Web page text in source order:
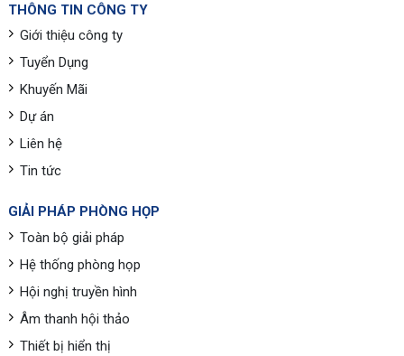
THÔNG TIN CÔNG TY
Giới thiệu công ty
Tuyển Dụng
Khuyến Mãi
Dự án
Liên hệ
Tin tức
GIẢI PHÁP PHÒNG HỌP
Toàn bộ giải pháp
Hệ thống phòng họp
Hội nghị truyền hình
Âm thanh hội thảo
Thiết bị hiển thị